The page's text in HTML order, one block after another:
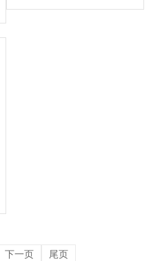
管，由不锈钢网、铁网、不...
下一页 尾页